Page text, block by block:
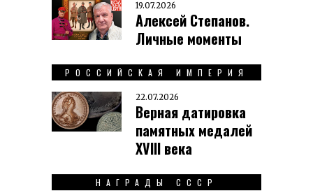
19.07.2026
Алексей Степанов.
Личные моменты
РОССИЙСКАЯ ИМПЕРИЯ
22.07.2026
Верная датировка
памятных медалей
XVIII века
НАГРАДЫ СССР